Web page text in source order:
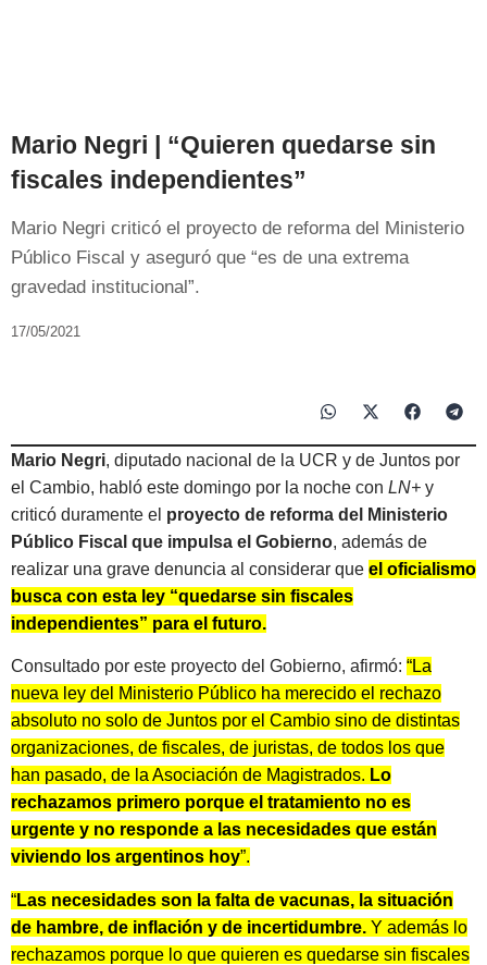
Mario Negri | “Quieren quedarse sin
fiscales independientes”
Mario Negri criticó el proyecto de reforma del Ministerio
Público Fiscal y aseguró que “es de una extrema
gravedad institucional”.
17/05/2021
Mario Negri, diputado nacional de la UCR y de Juntos por
el Cambio, habló este domingo por la noche con LN+ y
criticó duramente el proyecto de reforma del Ministerio
Público Fiscal que impulsa el Gobierno, además de
realizar una grave denuncia al considerar que el oficialismo
busca con esta ley “quedarse sin fiscales
independientes” para el futuro.
Consultado por este proyecto del Gobierno, afirmó: “La
nueva ley del Ministerio Público ha merecido el rechazo
absoluto no solo de Juntos por el Cambio sino de distintas
organizaciones, de fiscales, de juristas, de todos los que
han pasado, de la Asociación de Magistrados. Lo
rechazamos primero porque el tratamiento no es
urgente y no responde a las necesidades que están
viviendo los argentinos hoy”.
“Las necesidades son la falta de vacunas, la situación
de hambre, de inflación y de incertidumbre. Y además lo
rechazamos porque lo que quieren es quedarse sin fiscales